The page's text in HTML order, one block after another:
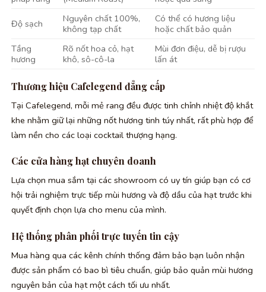
Độ sạch
Nguyên chất 100%,
không tạp chất
Có thể có hương liệu
hoặc chất bảo quản
Tầng
hương
Rõ nốt hoa cỏ, hạt
khô, sô-cô-la
Mùi đơn điệu, dễ bị rượu
lấn át
Thương hiệu Cafelegend đẳng cấp
Tại Cafelegend, mỗi mẻ rang đều được tinh chỉnh nhiệt độ khắt
khe nhằm giữ lại những nốt hương tinh túy nhất, rất phù hợp để
làm nền cho các loại cocktail thượng hạng.
Các cửa hàng hạt chuyên doanh
Lựa chọn mua sắm tại các showroom có uy tín giúp bạn có cơ
hội trải nghiệm trực tiếp mùi hương và độ dầu của hạt trước khi
quyết định chọn lựa cho menu của mình.
Hệ thống phân phối trực tuyến tin cậy
Mua hàng qua các kênh chính thống đảm bảo bạn luôn nhận
được sản phẩm có bao bì tiêu chuẩn, giúp bảo quản mùi hương
nguyên bản của hạt một cách tối ưu nhất.